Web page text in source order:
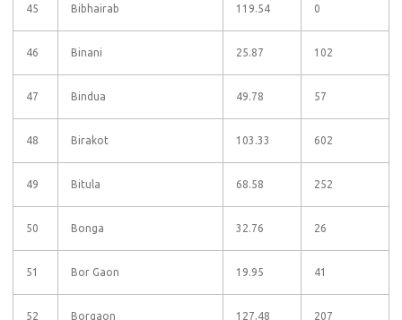
45 Bibhairab 119.54 0
46 Binani 25.87 102
47 Bindua 49.78 57
48 Birakot 103.33 602
49 Bitula 68.58 252
50 Bonga 32.76 26
51 Bor Gaon 19.95 41
52 Borgaon 127.48 207